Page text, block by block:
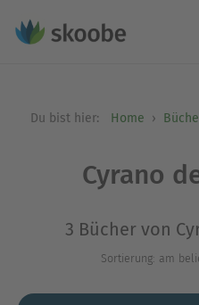
Du bist hier: Home
Cyrano
3 Bücher von
Sortierung: am